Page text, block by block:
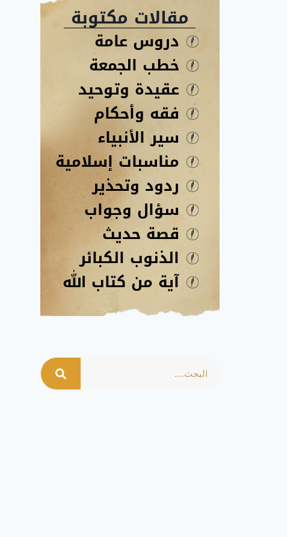
مقالات مكتوبة
دروس عامة
خطب الجمعة
عقيدة وتوحيد
فقه وأحكام
سير الأنبياء
مناسبات إسلامية
ردود وتحذير
سؤال وجواب
قصة حديث
الذنوب الكبائر
آية من كتاب الله